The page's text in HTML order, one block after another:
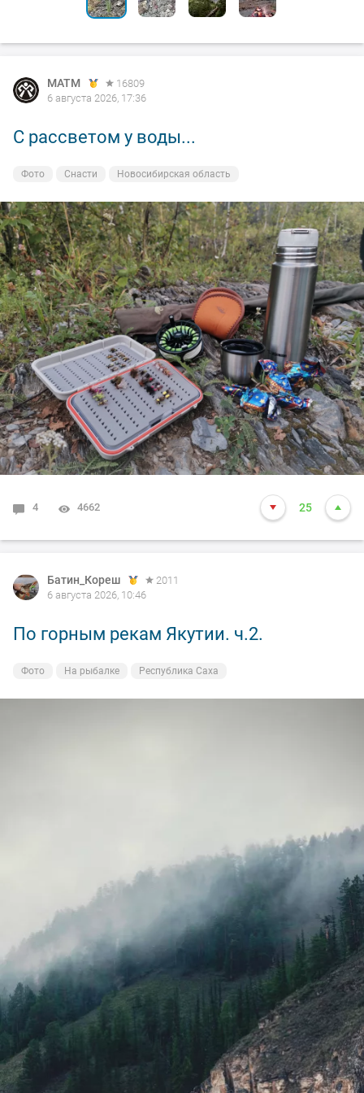
MATM
16809
6 августа 2026, 17:36
С рассветом у воды...
Фото Снасти Новосибирская область
4 4662 25
Батин_Кореш
2011
6 августа 2026, 10:46
По горным рекам Якутии. ч.2.
Фото На рыбалке Республика Саха